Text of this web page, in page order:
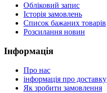
Обліковий запис
Історія замовлень
Список бажаних товарів
Розсилання новин
Інформація
Про нас
інформація про доставку
Як зробити замовлення